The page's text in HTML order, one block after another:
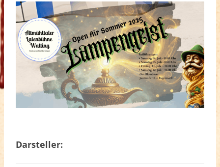
Darsteller: